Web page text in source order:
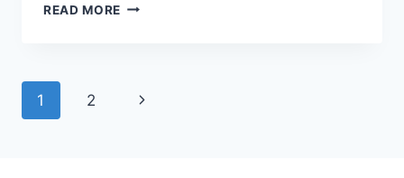
READ MORE
1 2